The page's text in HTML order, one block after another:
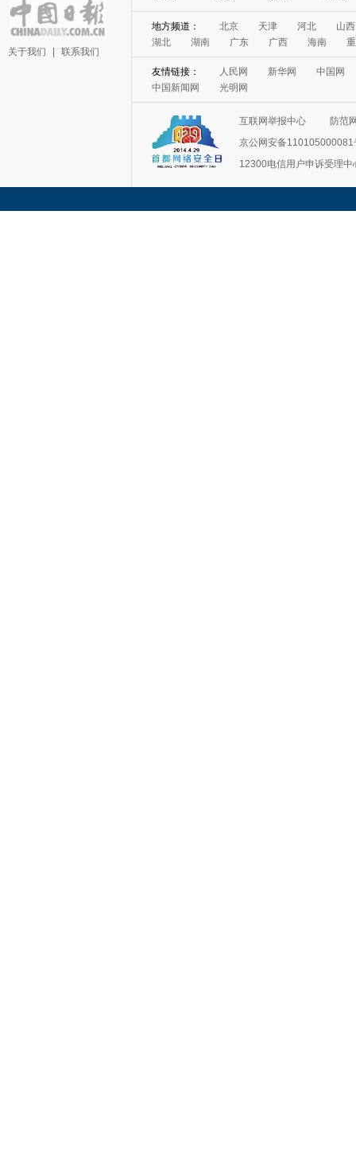
关于我们 联系我们
地方频道： 北京 天津 河北
山西
湖北
湖南 广东 广西 海南
友情链接： 人民网 新华网
中国网
中国新闻网
光明网
互联网举报中心
防范
京公网安备110105000081
12300电信用户申诉受理中